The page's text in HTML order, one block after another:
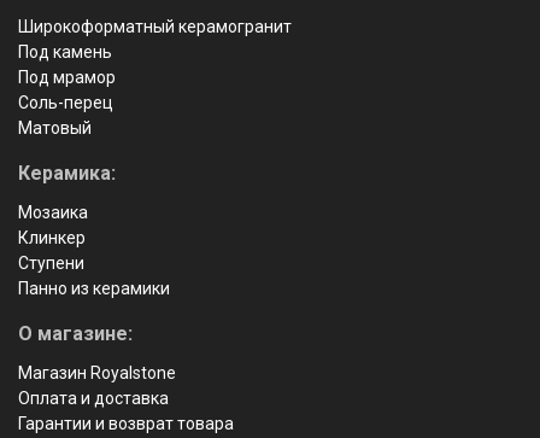
Широкоформатный керамогранит
Под камень
Под мрамор
Соль-перец
Матовый
Керамика:
Мозаика
Клинкер
Ступени
Панно из керамики
О магазине:
Магазин Royalstone
Оплата и доставка
Гарантии и возврат товара